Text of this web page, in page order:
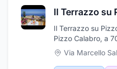
Il Terrazzo su
Il Terrazzo su
Pizzo Calabro, a
cittadina e a 1,4
Marina. Il
Via Marcello